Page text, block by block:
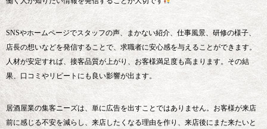
SNSやホームページでスタッフの声、まかない紹介、仕事風景、研修の様子、
店長の想いなどを発信することで、求職者に安心感を与えることができます。
人材が安定すれば、接客品質が上がり、お客様満足度も高まります。その結
果、口コミやリピートにも良い影響が出ます。
居酒屋業の集客ニーズは、単に広告を出すことではありません。お客様が来店
前に感じる不安を減らし、来店したくなる理由を作り、来店後にまた来たいと